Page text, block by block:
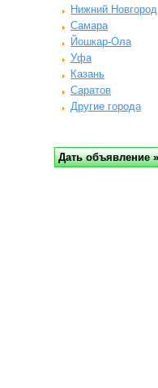
Нижний Новгород
Самара
Йошкар-Ола
Уфа
Казань
Саратов
Другие города